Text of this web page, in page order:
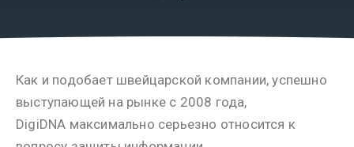
Как и подобает швейцарской компании, успешно
выступающей на рынке с 2008 года,
DigiDNA максимально серьезно относится к